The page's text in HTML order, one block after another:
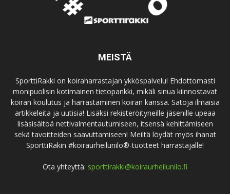
MEISTÄ
SporttiRakki on koiraharrastajan ykköspalvelu! Ehdottomasti
monipuolisin kotimainen tietopankki, mikäli sinua kiinnostavat
koiran koulutus ja harrastaminen koiran kanssa. Satoja ilmaisia
artikkeleita ja uutisia! Lisäksi rekisteröityneille jäsenille upeaa
lisäsisältöä nettivalmentautumiseen, itsensä kehittämiseen
sekä tavoitteiden saavuttamiseen! Meiltä löydät myös ihanat
SporttiRakin #koiraurheilunilo®-tuotteet harrastajalle!
Ota yhteyttä: sporttirakki@koiraurheilunilo.fi